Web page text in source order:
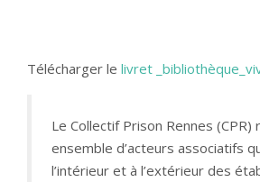
Télécharger le livret
Le Collectif Prison Rennes (CPR)
ensemble d’acteurs associatifs
l’intérieur et à l’extérieur des